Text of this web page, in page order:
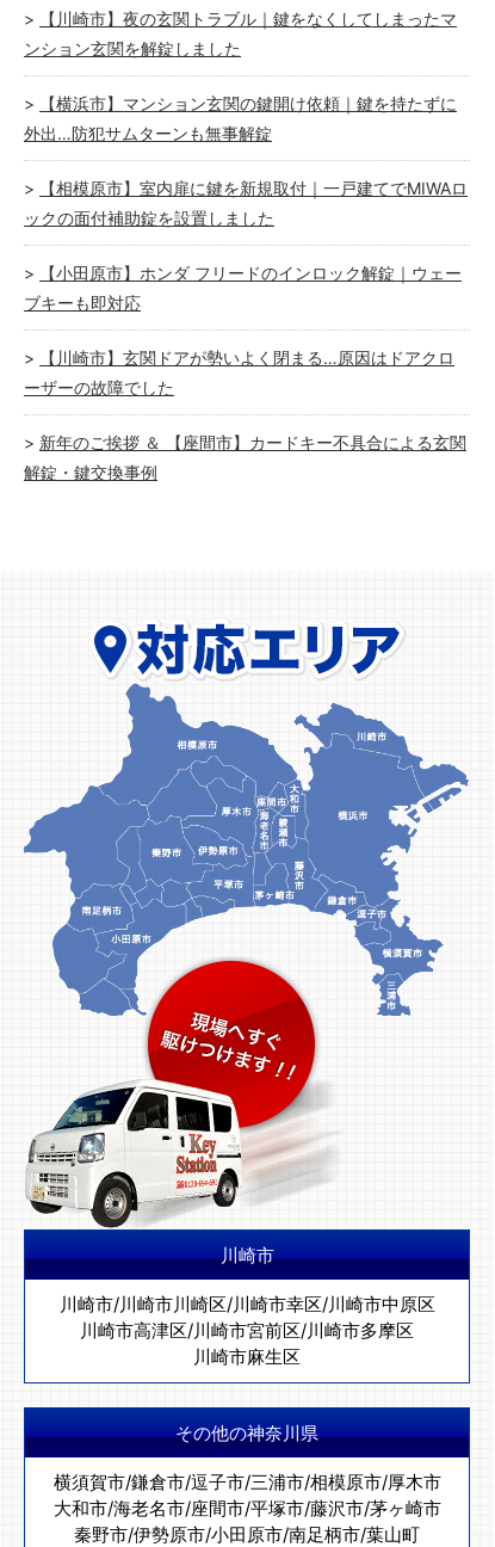
【川崎市】夜の玄関トラブル｜鍵をなくしてしまったマ
ンション玄関を解錠しました
【横浜市】マンション玄関の鍵開け依頼｜鍵を持たずに
外出…防犯サムターンも無事解錠
【相模原市】室内扉に鍵を新規取付｜一戸建てでMIWAロ
ックの面付補助錠を設置しました
【小田原市】ホンダ フリードのインロック解錠｜ウェー
ブキーも即対応
【川崎市】玄関ドアが勢いよく閉まる…原因はドアクロ
ーザーの故障でした
新年のご挨拶 ＆ 【座間市】カードキー不具合による玄関
解錠・鍵交換事例
川崎市
川崎市/川崎市川崎区/川崎市幸区/川崎市中原区
川崎市高津区/川崎市宮前区/川崎市多摩区
川崎市麻生区
その他の神奈川県
横須賀市/鎌倉市/逗子市/三浦市/相模原市/厚木市
大和市/海老名市/座間市/平塚市/藤沢市/茅ヶ崎市
秦野市/伊勢原市/小田原市/南足柄市/葉山町